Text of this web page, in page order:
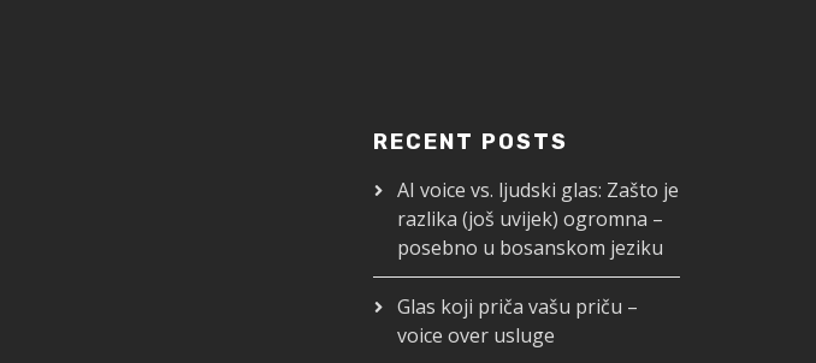
RECENT POSTS
AI voice vs. ljudski glas: Zašto je
razlika (još uvijek) ogromna –
posebno u bosanskom jeziku
Glas koji priča vašu priču –
voice over usluge